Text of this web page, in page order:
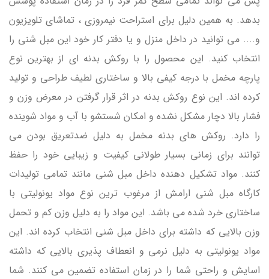
بدهد. به همین دلیل برای استراحت نیمروزی ، تماشای تلویزیون
و.... می توانید در داخل منزل و یا دفتر کار خود این مبل شنی را
انتخاب کنید. این محصول را با روکش بدنه ای از بهترین نوع
پارچه مخمل با درجه کیفی بالا و ساختاری لطیف طراحی و تولید
کرده اند. این نوع روکش بدنه در اثر قرار گرفتن در معرض وزن و
فشار بالا دچار مشکل نشده و امکان شستشو با آب و مواد شوینده
را دارد. روکش های بدنه مخمل به دلیل ضدتعریق بودن می
توانند برای زمانی بسیار طولانی کیفیت و زیبایی خود را حفظ
کنند. مواد تشکیل دهنده داخل مبل شنی مانند تمامی تولیدات
کارگاه مبل شنی ارامش از مرغوب ترین نوع مواد یونولیتی با
ساختاری خرد شده می باشد. این مواد را به دلیل وزن کم و تحمل
وزن بالایی که داشته برای داخل مبل شنی انتخاب کرده اند. این
مواد یونولیتی به دلیل نرمی و انعطاف پذیری بالایی که داشته
اسایش و راحتی شما را در زمان استفاده تضمین می کنند. شما